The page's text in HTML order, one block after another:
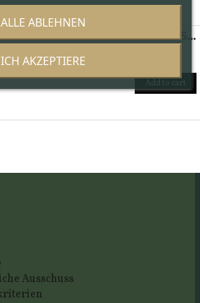
„GOLD“ VIERECKIGER TAFELAUFSATZ MIT GOLDFOLIE
32 cm; Breite 32 cm; Höhe 3 cm.
Add to cart
Ausschuss
ALLE ABLEHNEN
ICH AKZEPTIERE